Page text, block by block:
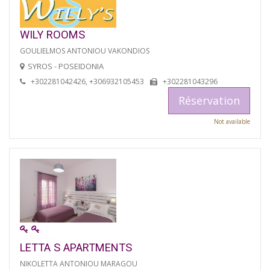
WILY ROOMS
GOULIELMOS ANTONIOU VAKONDIOS
SYROS - POSEIDONIA
+302281042426, +306932105453 +302281043296
Réservation
Not available
LETTA S APARTMENTS
NIKOLETTA ANTONIOU MARAGOU